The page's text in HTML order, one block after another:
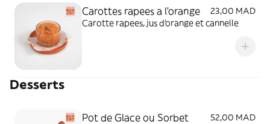
Carottes rapees a l'orange
23,00 MAD
Carotte rapees, jus d'orange et cannelle
Desserts
Pot de Glace ou Sorbet
52,00 MAD